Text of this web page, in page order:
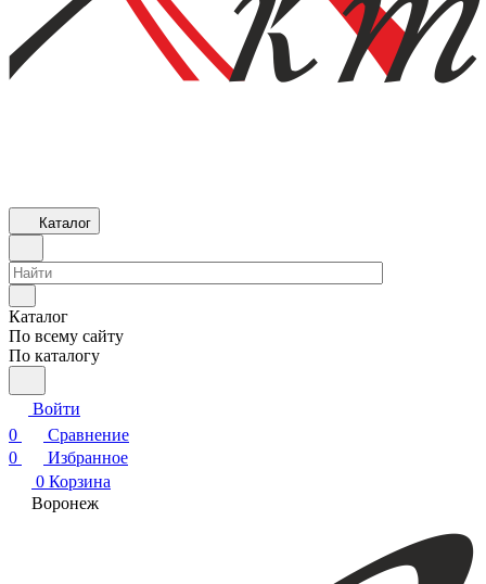
Каталог
Каталог
По всему сайту
По каталогу
Войти
0
Сравнение
0
Избранное
0 Корзина
Воронеж